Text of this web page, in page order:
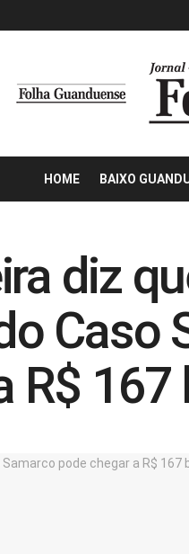
HOME BAIXO
diz
Caso
R$ 167